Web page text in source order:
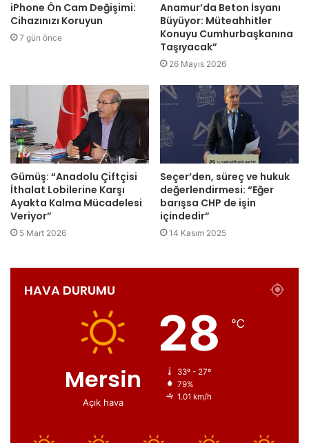
iPhone Ön Cam Değişimi:
Cihazınızı Koruyun
7 gün önce
Anamur’da Beton İsyanı
Büyüyor: Müteahhitler
Konuyu Cumhurbaşkanına
Taşıyacak”
26 Mayıs 2026
Gümüş: “Anadolu Çiftçisi
İthalat Lobilerine Karşı
Ayakta Kalma Mücadelesi
Veriyor”
5 Mart 2026
Seçer’den, süreç ve hukuk
değerlendirmesi: “Eğer
barışsa CHP de işin
içindedir”
14 Kasım 2025
HAVA DURUMU
Mersin
Açık hava
28 ℃
33º - 27º
79%
1.01 km/h